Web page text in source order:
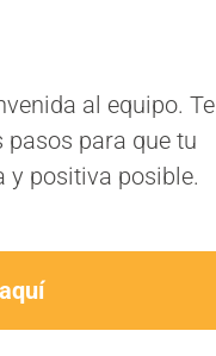
al equipo. Te
para que tu
y positiva posible.